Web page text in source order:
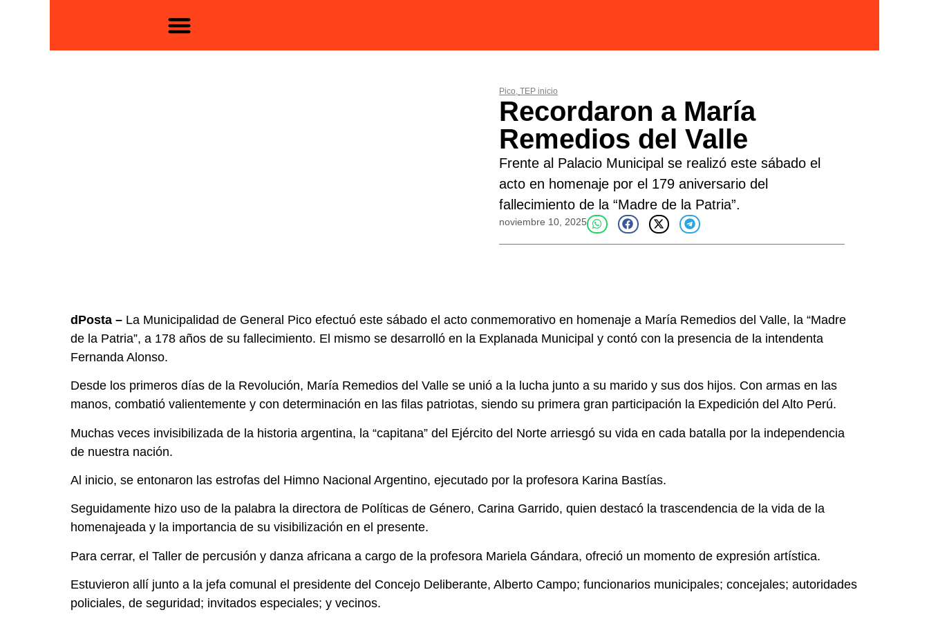
Pico TEP inicio
Recordaron a María
Remedios del Valle
Frente al Palacio Municipal se realizó este sábado el
acto en homenaje por el 179 aniversario del
fallecimiento de la “Madre de la Patria”.
noviembre 10, 2025
dPosta – La Municipalidad de General Pico efectuó este sábado el acto conmemorativo en homenaje a María Remedios del Valle, la “Madre
de la Patria”, a 178 años de su fallecimiento. El mismo se desarrolló en la Explanada Municipal y contó con la presencia de la intendenta
Fernanda Alonso.
Desde los primeros días de la Revolución, María Remedios del Valle se unió a la lucha junto a su marido y sus dos hijos. Con armas en las
manos, combatió valientemente y con determinación en las filas patriotas, siendo su primera gran participación la Expedición del Alto Perú.
Muchas veces invisibilizada de la historia argentina, la “capitana” del Ejército del Norte arriesgó su vida en cada batalla por la independencia
de nuestra nación.
Al inicio, se entonaron las estrofas del Himno Nacional Argentino, ejecutado por la profesora Karina Bastías.
Seguidamente hizo uso de la palabra la directora de Políticas de Género, Carina Garrido, quien destacó la trascendencia de la vida de la
homenajeada y la importancia de su visibilización en el presente.
Para cerrar, el Taller de percusión y danza africana a cargo de la profesora Mariela Gándara, ofreció un momento de expresión artística.
Estuvieron allí junto a la jefa comunal el presidente del Concejo Deliberante, Alberto Campo; funcionarios municipales; concejales; autoridades
policiales, de seguridad; invitados especiales; y vecinos.